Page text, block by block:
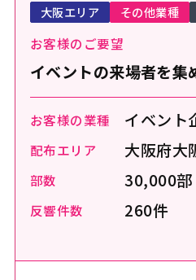
お客様のご要望
イベントの来場者を集
お客様の業種 イベント
配布エリア 大阪府大
部数 30,000部
反響件数 260件
大阪エリア その他業種